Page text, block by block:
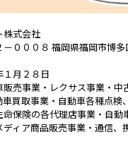
式会社
－０００８ 福岡県福岡市博
１月２８日
販売事業・レクサス事業・
車買取事業・自動車各種点検
命保険の各代理店事業・自動
ディア商品販売事業・通信、